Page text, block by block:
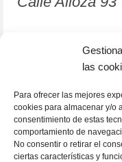
las
Para ofrecer las mejores
cookies para almacenar y/o
consentimiento de estas
comportamiento de
No consentir o retirar el
ciertas características y
12001
964 81 37 63